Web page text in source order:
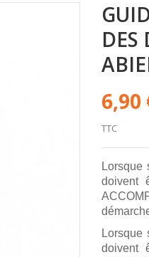
DES
6,90
TTC
Lorsque
doivent
Lorsque
doivent